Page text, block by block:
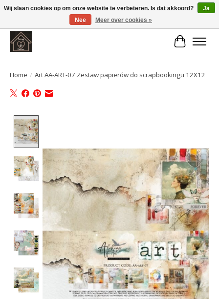
Large selection of products and fast shipping!
Home / Art AA-ART-07 Zestaw papierów do scrapbookingu 12X12
Wij slaan cookies op om onze website te verbeteren. Is dat akkoord?
Ja
Nee
Meer over cookies »